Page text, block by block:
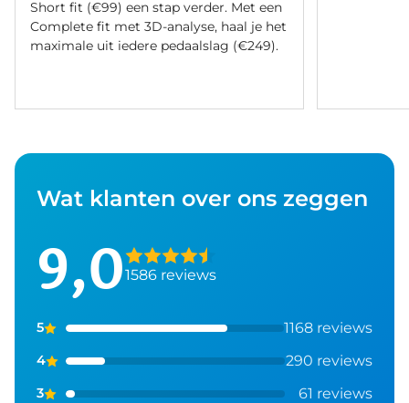
Short fit (€99) een stap verder. Met een
Complete fit met 3D-analyse, haal je het
maximale uit iedere pedaalslag (€249).
Wat klanten over ons zeggen
9,01586 reviews
5 1168 reviews
4 290 reviews
3 61 reviews